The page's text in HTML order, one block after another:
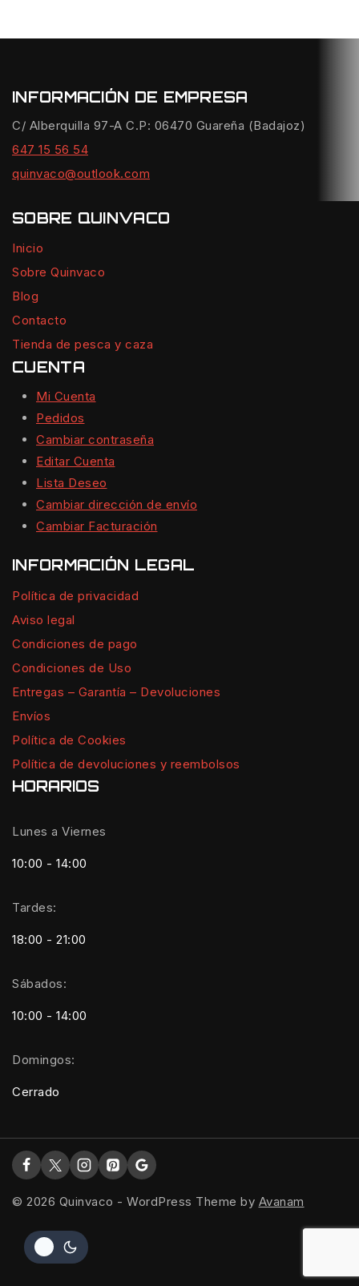
INFORMACIÓN DE EMPRESA
C/ Alberquilla 97-A C.P: 06470 Guareña (Badajoz)
647 15 56 54
quinvaco@outlook.com
SOBRE QUINVACO
Inicio
Sobre Quinvaco
Blog
Contacto
Tienda de pesca y caza
CUENTA
Mi Cuenta
Pedidos
Cambiar contraseña
Editar Cuenta
Lista Deseo
Cambiar dirección de envío
Cambiar Facturación
INFORMACIÓN LEGAL
Política de privacidad
Aviso legal
Condiciones de pago
Condiciones de Uso
Entregas – Garantía – Devoluciones
Envíos
Política de Cookies
Política de devoluciones y reembolsos
HORARIOS
Lunes a Viernes
10:00 - 14:00
Tardes:
18:00 - 21:00
Sábados:
10:00 - 14:00
Domingos:
Cerrado
© 2026 Quinvaco - WordPress Theme by Avanam